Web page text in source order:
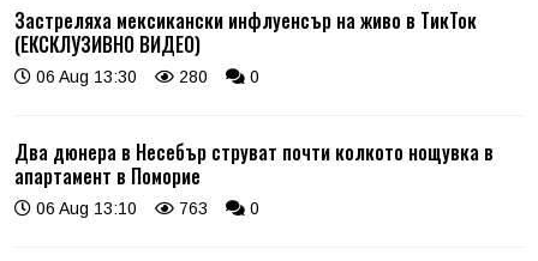
Застреляха мексикански инфлуенсър на живо в ТикТок
(ЕКСКЛУЗИВНО ВИДЕО)
06 Aug 13:30 280 0
Два дюнера в Несебър струват почти колкото нощувка в
апартамент в Поморие
06 Aug 13:10 763 0